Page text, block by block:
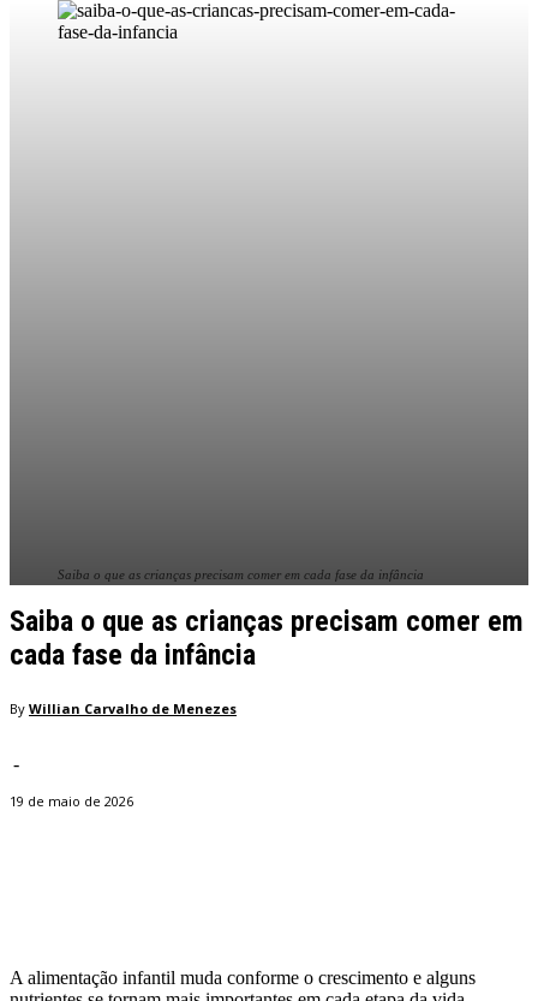
Saiba o que as crianças precisam comer em cada fase da infância
Saiba o que as crianças precisam comer em
cada fase da infância
By Willian Carvalho de Menezes
-
19 de maio de 2026
A alimentação infantil muda conforme o crescimento e alguns